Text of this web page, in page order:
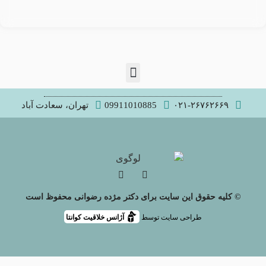
۰۲۱-۲۶۷۶۲۶۶۹ 09911010885 تهران، سعادت آباد
© کلیه حقوق این سایت برای دکتر مژده رضوانی محفوظ است
طراحی سایت توسط آژانس خلاقیت کوانتا